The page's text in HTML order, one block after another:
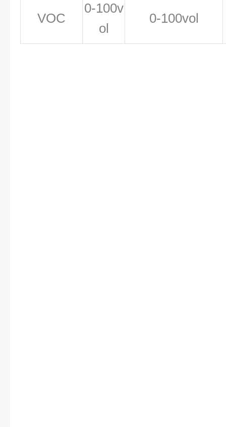
VOC
0-100v
ol
0-100vol